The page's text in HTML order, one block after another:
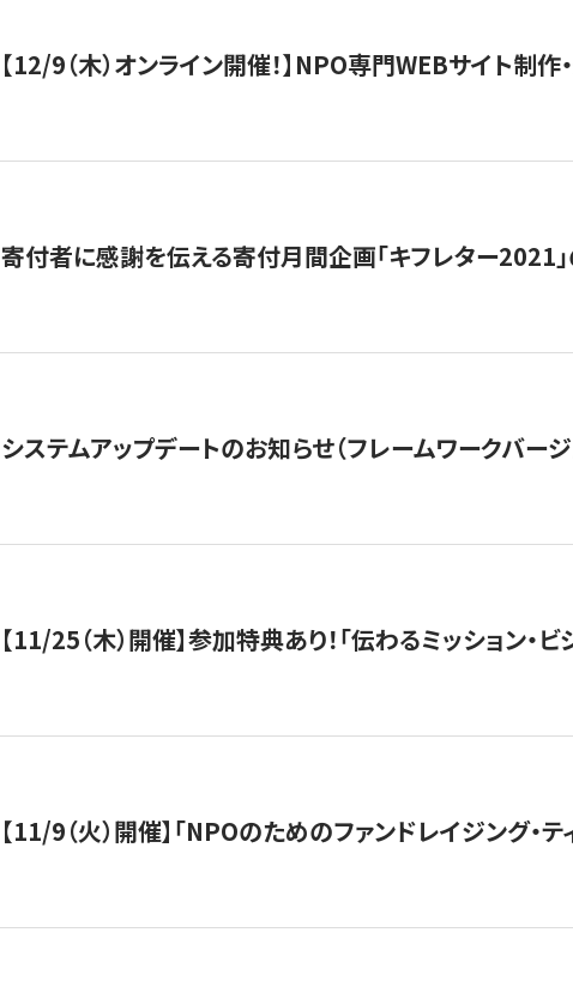
【12/9（木）オンライン開催！】NPO専門WEBサイト制
寄付者に感謝を伝える寄付月間企画「キフレター2021
システムアップデートのお知らせ（フレームワークバージ
【11/25（木）開催】参加特典あり！「伝わるミッション
【11/9（火）開催】「NPOのためのファンドレイジング